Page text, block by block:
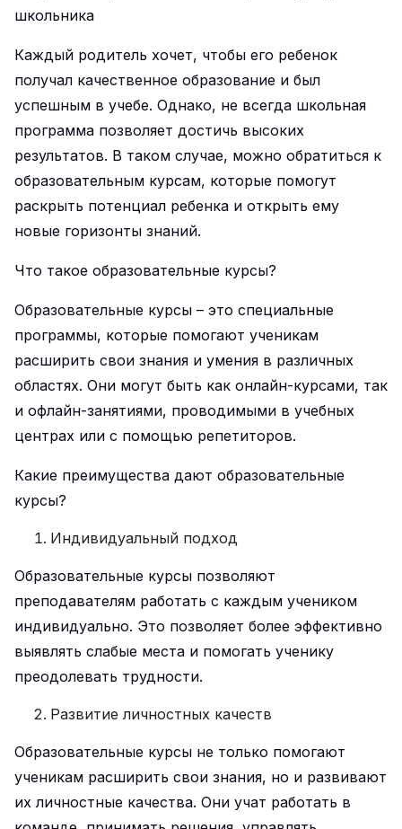
школьника
Каждый родитель хочет, чтобы его ребенок
получал качественное образование и был
успешным в учебе. Однако, не всегда школьная
программа позволяет достичь высоких
результатов. В таком случае, можно обратиться к
образовательным курсам, которые помогут
раскрыть потенциал ребенка и открыть ему
новые горизонты знаний.
Что такое образовательные курсы?
Образовательные курсы – это специальные
программы, которые помогают ученикам
расширить свои знания и умения в различных
областях. Они могут быть как онлайн-курсами, так
и офлайн-занятиями, проводимыми в учебных
центрах или с помощью репетиторов.
Какие преимущества дают образовательные
курсы?
Индивидуальный подход
Образовательные курсы позволяют
преподавателям работать с каждым учеником
индивидуально. Это позволяет более эффективно
выявлять слабые места и помогать ученику
преодолевать трудности.
Развитие личностных качеств
Образовательные курсы не только помогают
ученикам расширить свои знания, но и развивают
их личностные качества. Они учат работать в